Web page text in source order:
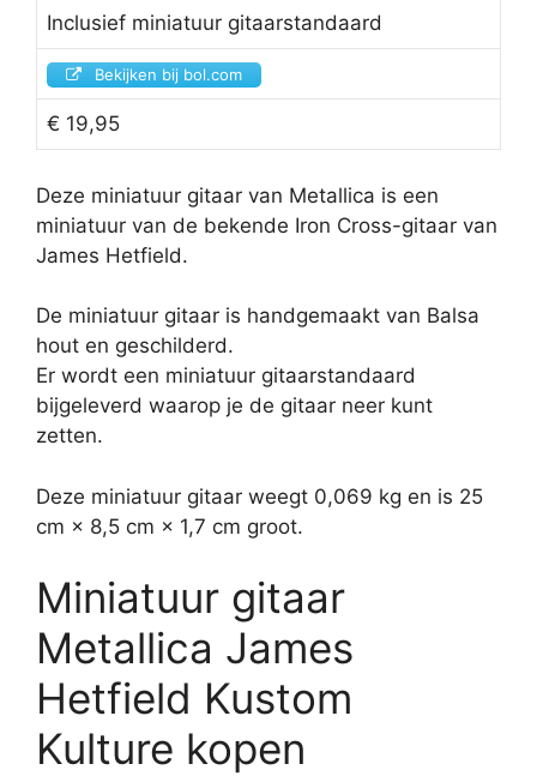
Inclusief miniatuur gitaarstandaard
Bekijken bij bol.com
€ 19,95
Deze miniatuur gitaar van Metallica is een
miniatuur van de bekende Iron Cross-gitaar van
James Hetfield.
De miniatuur gitaar is handgemaakt van Balsa
hout en geschilderd.
Er wordt een miniatuur gitaarstandaard
bijgeleverd waarop je de gitaar neer kunt
zetten.
Deze miniatuur gitaar weegt 0,069 kg en is 25
cm × 8,5 cm × 1,7 cm groot.
Miniatuur gitaar
Metallica James
Hetfield Kustom
Kulture kopen